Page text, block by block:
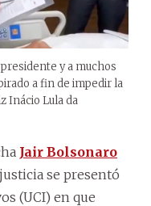
y a muchos
a fin de impedir la
Inácio Lula da
Jair Bolsonaro
se presentó
(UCI) en que